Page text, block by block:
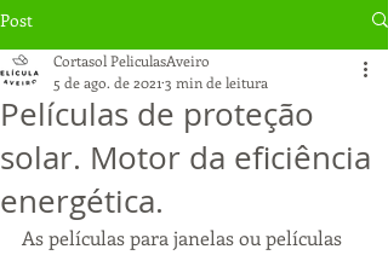
Post
Películas de proteção
solar. Motor da eficiência
energética.
Cortasol PeliculasAveiro
5 de ago. de 2021 3 min de leitura
As películas para janelas ou películas